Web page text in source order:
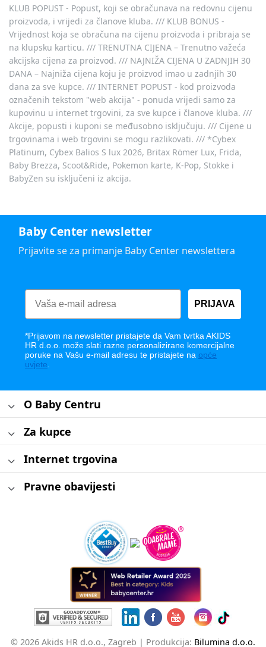
KLUB POPUST - Popust, koji se obračunava na redovnu cijenu
proizvoda, i vrijedi za članove kluba. /// KLUB BONUS -
Vrijednost koja se obračuna na cijenu proizvoda i pribraja se
na klupsku karticu. /// TRENUTNA CIJENA – Trenutno važeća
akcijska cijena za proizvod. /// NAJNIŽA CIJENA U ZADNJIH 30
DANA – Najniža cijena koju je proizvod imao u zadnjih 30
dana za sve kupce. /// INTERNET POPUST - kod proizvoda
označenih tekstom "web akcija" - ponuda vrijedi samo za
kupovinu u internet trgovini, za sve kupce i članove kluba. ///
Akcije, popusti i kuponi se međusobno isključuju. /// Cijene u
trgovinama i web trgovini se mogu razlikovati. /// *Cybex
Platinum, Cybex Balios S lux 2026, Britax Römer Lux, Frida,
Baby Brezza, Scoot&Ride, Pokemon karte, K-Pop, Stokke i
BabyZen su isključeni iz akcija.
Baby Center newsletter
Prijavite se za primanje Baby Center newslettera
PRIJAVA
*Prijavom na newsletter pristajete da Vam tvrtka AKIDS
HR d.o.o. može slati razne personalizirane komercijalne
poruke na Vašu e-mail adresu te pristajete na opće
uvjete
O Baby Centru
Za kupce
Internet trgovina
Pravne obavijesti
© 2026 Akids HR d.o.o., Zagreb | Produkcija: Bilumina d.o.o.